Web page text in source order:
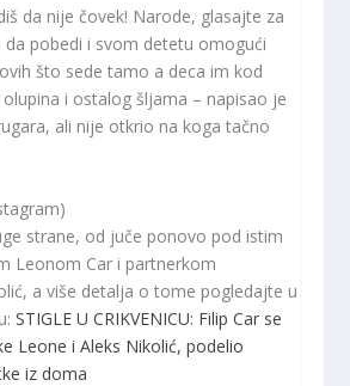
da nije čovek! Narode, glasajte za
pobedi i svom detetu omogući
što sede tamo a deca im kod
i ostalog šljama – napisao je
ali nije otkrio na koga tačno
strane, od juče ponovo pod istim
Leonom Car i partnerkom
a više detalja o tome pogledajte u
STIGLE U CRIKVENICU: Filip Car se
Leone i Aleks Nikolić, podelio
iz doma